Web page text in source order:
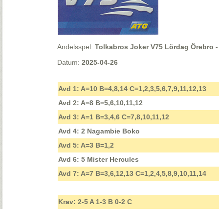
Andelsspel:Tolkabros Joker V75 Lördag Örebro
Datum:2025-04-26
Avd 1: A=10 B=4,8,14 C=1,2,3,5,6,7,9,11,12,13
Avd 2: A=8 B=5,6,10,11,12
Avd 3: A=1 B=3,4,6 C=7,8,10,11,12
Avd 4: 2 Nagambie Boko
Avd 5: A=3 B=1,2
Avd 6: 5 Mister Hercules
Avd 7: A=7 B=3,6,12,13 C=1,2,4,5,8,9,10,11,14
Krav: 2-5 A 1-3 B 0-2 C